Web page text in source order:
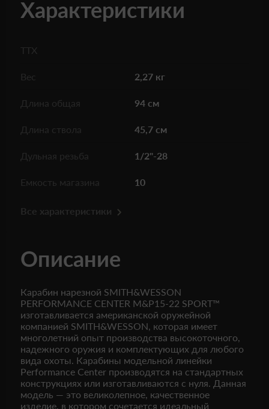
Характеристики
ТТХ
Вес 2,27 кг
Длина общая 94 см
Длина ствола 45,7 см
Дульная резьба 1/2"-28
Емкость магазина 10
Все характеристики
Описание
Карабин нарезной SMITH&WESSON
PERFORMANCE CENTER M&P15-22 SPORT™
изготавливается американской оружейной
компанией SMITH&WESSON, которая имеет
многолетний опыт производства высокоточного,
надежного оружия и комплектующих для любого
вида охоты. Карабины модельной линейки
Performance Center производятся на стандартных
конструкциях или изготавливаются с нуля. Данная
модель — это великолепное, качественное
изделие, в котором сочетается идеальный